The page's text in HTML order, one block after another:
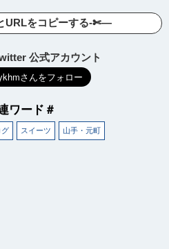
URLをコピーする-✄—
公式アカウント
ワード＃
グ スイーツ 山手・元町